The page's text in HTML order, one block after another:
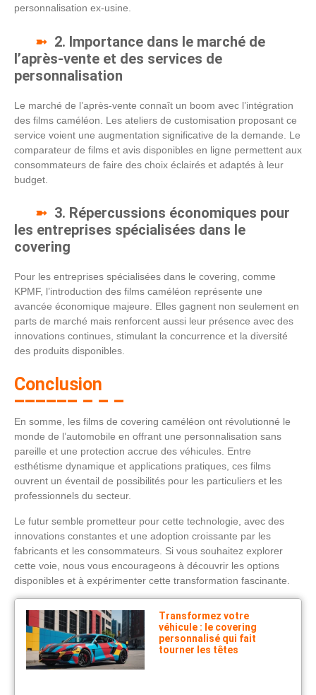
personnalisation ex-usine.
2. Importance dans le marché de
l’après-vente et des services de
personnalisation
Le marché de l’après-vente connaît un boom avec l’intégration
des films caméléon. Les ateliers de customisation proposant ce
service voient une augmentation significative de la demande. Le
comparateur de films et avis disponibles en ligne permettent aux
consommateurs de faire des choix éclairés et adaptés à leur
budget.
3. Répercussions économiques pour
les entreprises spécialisées dans le
covering
Pour les entreprises spécialisées dans le covering, comme
KPMF, l’introduction des films caméléon représente une
avancée économique majeure. Elles gagnent non seulement en
parts de marché mais renforcent aussi leur présence avec des
innovations continues, stimulant la concurrence et la diversité
des produits disponibles.
Conclusion
En somme, les films de covering caméléon ont révolutionné le
monde de l’automobile en offrant une personnalisation sans
pareille et une protection accrue des véhicules. Entre
esthétisme dynamique et applications pratiques, ces films
ouvrent un éventail de possibilités pour les particuliers et les
professionnels du secteur.
Le futur semble prometteur pour cette technologie, avec des
innovations constantes et une adoption croissante par les
fabricants et les consommateurs. Si vous souhaitez explorer
cette voie, nous vous encourageons à découvrir les options
disponibles et à expérimenter cette transformation fascinante.
Transformez votre
véhicule : le covering
personnalisé qui fait
tourner les têtes